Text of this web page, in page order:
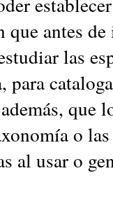
antes
las
para
o
al usar o